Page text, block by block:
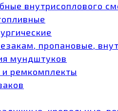
внутрисоплового
пропановые,
мундштуков
ремкомплекты